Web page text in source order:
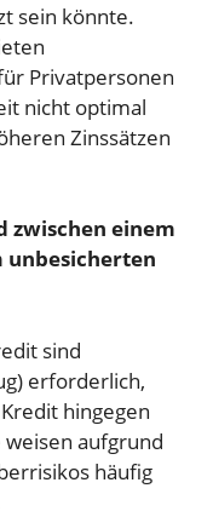
sein könnte.
Privatpersonen
nicht optimal
Zinssätzen
zwischen einem
unbesicherten
sind
erforderlich,
hingegen
aufgrund
häufig